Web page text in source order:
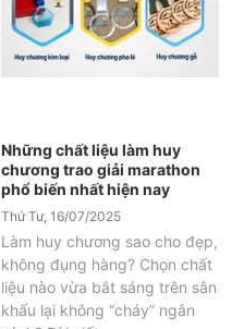
Những chất liệu làm huy
chương trao giải marathon
phổ biến nhất hiện nay
Thứ Tư, 16/07/2025
Làm huy chương sao cho đẹp,
không đụng hàng? Chọn chất
liệu nào vừa bắt sáng trên sân
khấu lại không “cháy” ngân